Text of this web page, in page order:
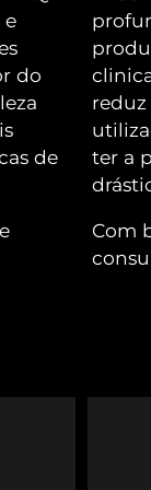
e
do
de
reduz
ter a
Com
Gel
8/12/26
prevista 8/8/26
prevista 8/11/26
8/10/26